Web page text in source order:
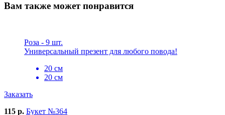
Вам также может понравится
Роза - 9 шт.
Универсальный презент для любого повода!
20 см
20 см
Заказать
115 р. Букет №364